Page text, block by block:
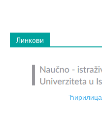
Линкови
Ћирилица